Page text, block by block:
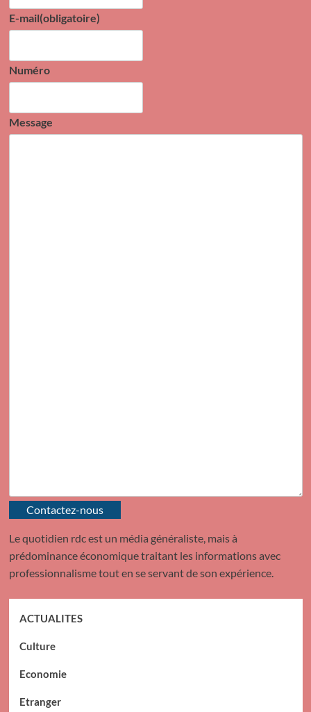
E-mail(obligatoire)
Numéro
Message
Contactez-nous
Le quotidien rdc est un média généraliste, mais à
prédominance économique traitant les informations avec
professionnalisme tout en se servant de son expérience.
ACTUALITES
Culture
Economie
Etranger